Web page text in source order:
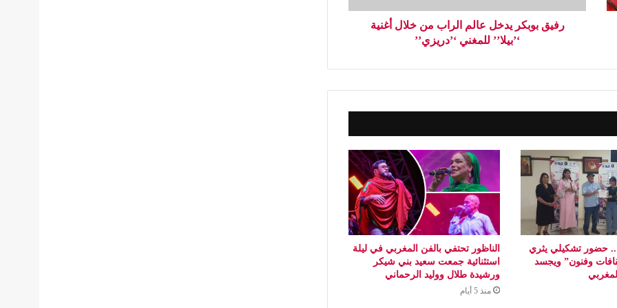
رفيق بوبكر يدخل عالم الراب من خلال أغنية
‘’بيلا’’ للمغني ‘’دريزي’’
حضور تشكيلي يثري
وفنون” ويجسد
الناظور تحتفي بالفن المغربي في ليلة
استثنائية جمعت سعيد بني شيكر
ورشيدة طلال ووليد الرحماني
منذ 5 أيام